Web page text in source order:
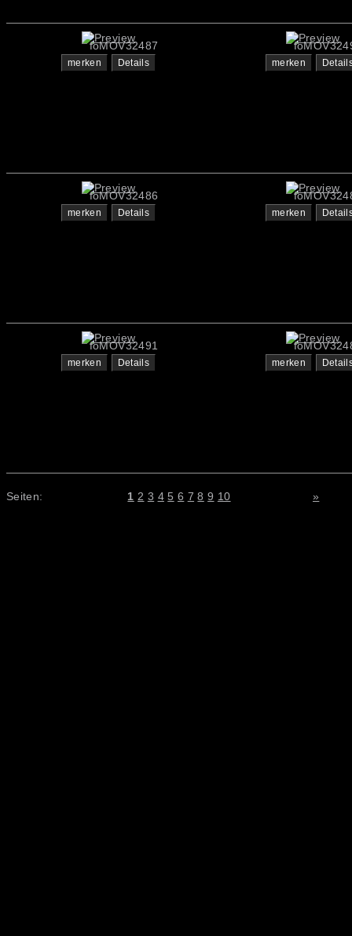
foMOV32487
merken Details merken
foMOV32486
merken Details merken
foMOV32491
merken Details merken
Seiten: 1 2 3 4 5 6 7 8 9 10 »